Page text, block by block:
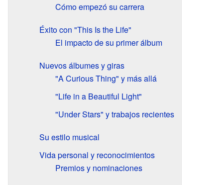
Cómo empezó su carrera
Éxito con "This Is the Life"
El impacto de su primer álbum
Nuevos álbumes y giras
"A Curious Thing" y más allá
"Life in a Beautiful Light"
"Under Stars" y trabajos recientes
Su estilo musical
Vida personal y reconocimientos
Premios y nominaciones